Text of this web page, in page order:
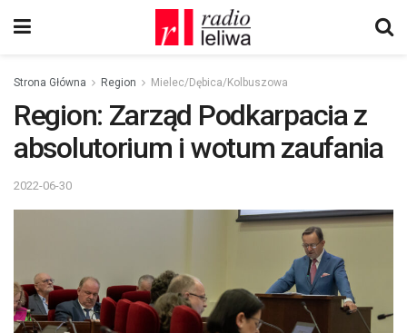
Strona Główna Region Mielec/Dębica/Kolbuszowa
Region: Zarząd Podkarpacia z
absolutorium i wotum zaufania
2022-06-30